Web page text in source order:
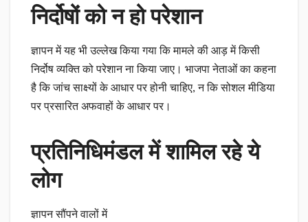
निर्दोषों को न हो परेशान
ज्ञापन में यह भी उल्लेख किया गया कि मामले की आड़ में किसी
निर्दोष व्यक्ति को परेशान ना किया जाए। भाजपा नेताओं का कहना
है कि जांच साक्ष्यों के आधार पर होनी चाहिए, न कि सोशल मीडिया
पर प्रसारित अफवाहों के आधार पर।
प्रतिनिधिमंडल में शामिल रहे ये
लोग
ज्ञापन सौंपने वालों में